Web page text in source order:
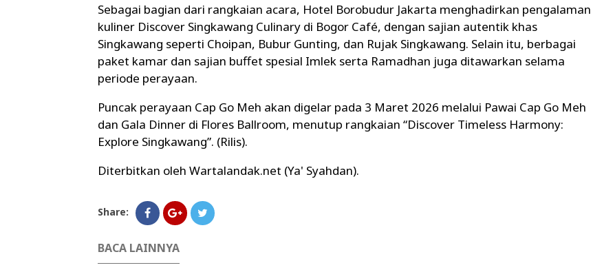
Sebagai bagian dari rangkaian acara, Hotel Borobudur Jakarta menghadirkan pengalaman
kuliner Discover Singkawang Culinary di Bogor Café, dengan sajian autentik khas
Singkawang seperti Choipan, Bubur Gunting, dan Rujak Singkawang. Selain itu, berbagai
paket kamar dan sajian buffet spesial Imlek serta Ramadhan juga ditawarkan selama
periode perayaan.
Puncak perayaan Cap Go Meh akan digelar pada 3 Maret 2026 melalui Pawai Cap Go Meh
dan Gala Dinner di Flores Ballroom, menutup rangkaian “Discover Timeless Harmony:
Explore Singkawang”. (Rilis).
Diterbitkan oleh Wartalandak.net (Ya' Syahdan).
Share:
BACA LAINNYA